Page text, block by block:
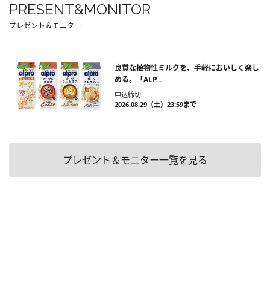
PRESENT&MONITOR
プレゼント＆モニター
良質な植物性ミルクを、手軽においしく楽し
める。「ALP...
申込締切
2026.08.29（土）23:59まで
プレゼント＆モニター一覧を見る